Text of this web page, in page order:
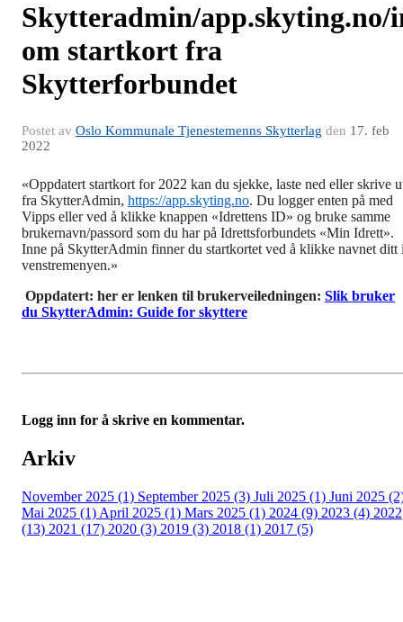
Skytteradmin/app.skyting.no/
om startkort fra
Skytterforbundet
Postet av Oslo Kommunale Tjenestemenns Skytterlag den 17. feb
2022
«Oppdatert startkort for 2022 kan du sjekke, laste ned eller skrive
fra SkytterAdmin, https://app.skyting.no. Du logger enten på med
Vipps eller ved å klikke knappen «Idrettens ID» og bruke samme
brukernavn/passord som du har på Idrettsforbundets «Min Idrett».
Inne på SkytterAdmin finner du startkortet ved å klikke navnet ditt
venstremenyen.»
Oppdatert: her er lenken til brukerveiledningen: Slik bruker
du SkytterAdmin: Guide for skyttere
Logg inn for å skrive en kommentar.
Arkiv
November 2025 (1) September 2025 (3) Juli 2025 (1) Juni 2025
Mai 2025 (1) April 2025 (1) Mars 2025 (1) 2024 (9) 2023 (4) 2022
(13) 2021 (17) 2020 (3) 2019 (3) 2018 (1) 2017 (5)